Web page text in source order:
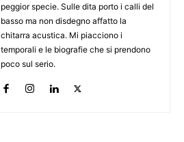
peggior specie. Sulle dita porto i calli del
basso ma non disdegno affatto la
chitarra acustica. Mi piacciono i
temporali e le biografie che si prendono
poco sul serio.